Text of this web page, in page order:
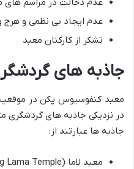
عدم دخالت در مراسم های
عدم ایجاد بی نظمی و هرج
تشکر از کارکنان معبد
جاذبه های
معبد کنفوسیوس پکن در
در نزدیکی جاذبه های گردشگری
جاذبه ها عبارتند از: